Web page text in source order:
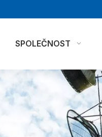
SPOLEČNOST